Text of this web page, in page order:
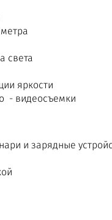
света
яркости
- видеосъемки
и зарядные